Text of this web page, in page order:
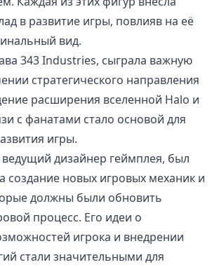
в развитие игры, повлияв на её
вид.
343 Industries, сыграла важную
стратегического направления
расширения вселенной Halo и
с фанатами стало основой для
игры.
ведущий дизайнер геймплея, был
создание новых игровых механик и
должны были обновить
процесс. Его идеи о
игрока и внедрении
стали значительными для